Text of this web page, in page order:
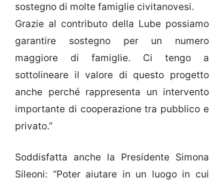
sostegno di molte famiglie civitanovesi.
Grazie al contributo della Lube possiamo
garantire sostegno per un numero
maggiore di famiglie. Ci tengo a
sottolineare il valore di questo progetto
anche perché rappresenta un intervento
importante di cooperazione tra pubblico e
privato.”
Soddisfatta anche la Presidente Simona
Sileoni: “Poter aiutare in un luogo in cui